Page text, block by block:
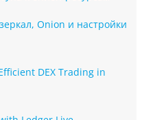
Onion и настройки
DEX Trading in